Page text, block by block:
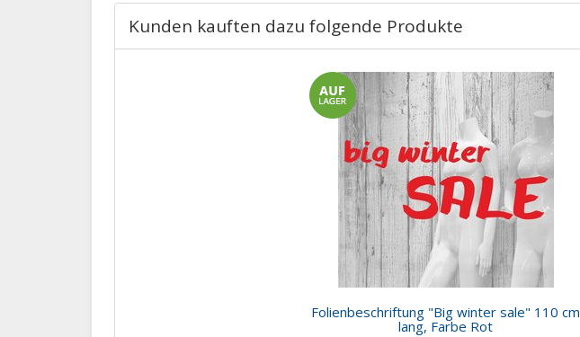
Kunden kauften dazu folgende Produkte
Folienbeschriftung "Big winter sale" 110 cm
lang, Farbe Rot